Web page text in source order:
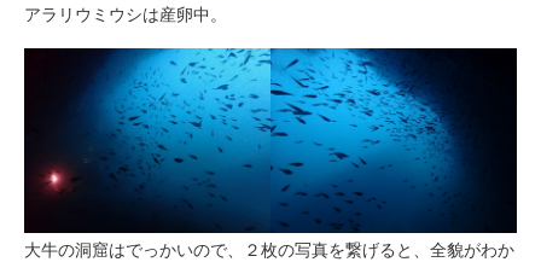
アラリウミウシは産卵中。
大牛の洞窟はでっかいので、２枚の写真を繋げると、全貌がわか